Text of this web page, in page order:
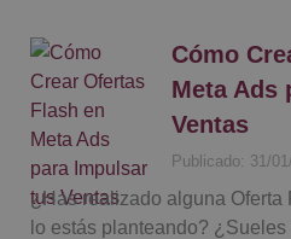
Cómo
Meta Ads
Ventas
Publicado: 31/
¿Has realizado alguna Oferta
lo estás planteando? ¿Sueles